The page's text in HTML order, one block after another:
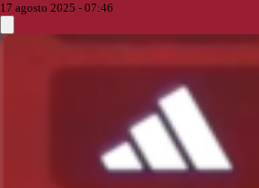
17 agosto 2025 - 07:46